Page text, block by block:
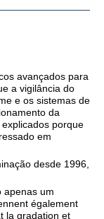
avançados para
a vigilância do
e os sistemas de
da
porque
em
desde 1996,
apenas um
également
la gradation et